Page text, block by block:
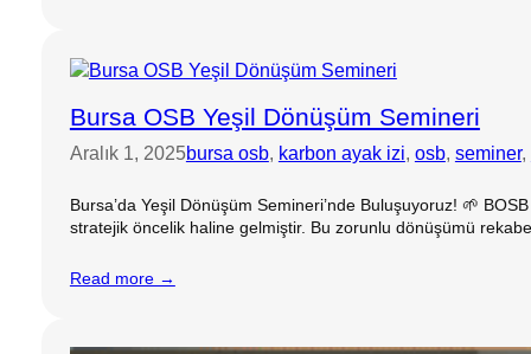
Bursa OSB Yeşil Dönüşüm Semineri
Aralık 1, 2025bursa osb, karbon ayak izi, osb, seminer,
Bursa’da Yeşil Dönüşüm Semineri’nde Buluşuyoruz! 🌱
stratejik öncelik haline gelmiştir. Bu zorunlu dönüşümü
Read more →